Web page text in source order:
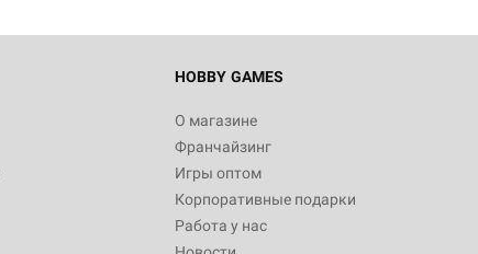
HOBBY GAMES
О магазине
Франчайзинг
Игры оптом
Корпоративные подарки
Работа у нас
Белая смерть
12 990
Настольная игра Hobby World Берсерк.
3 490